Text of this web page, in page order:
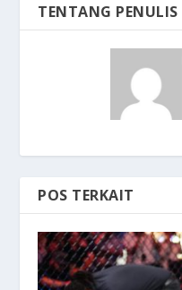
TENTANG PENULIS
POS TERKAIT